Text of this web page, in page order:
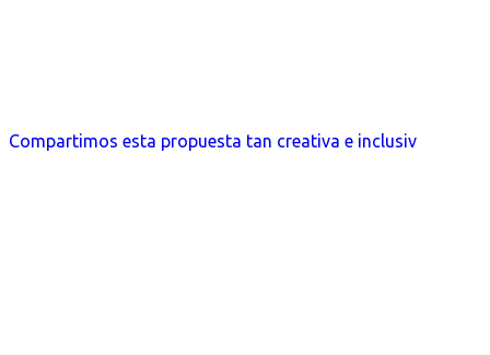
Compartimos esta propuesta tan creativa e inclusiv